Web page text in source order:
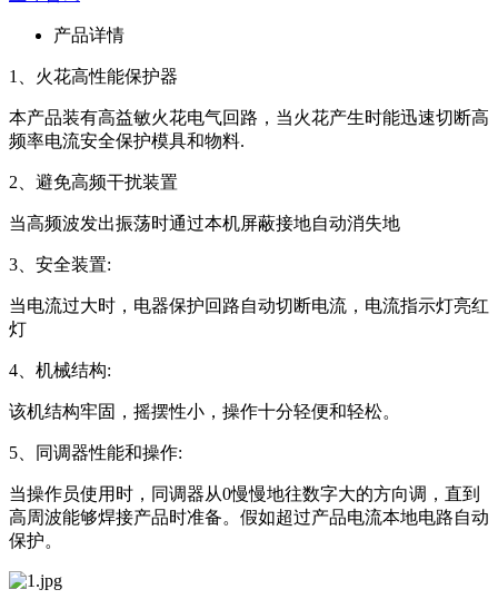
产品详情
1、火花高性能保护器
本产品装有高益敏火花电气回路，当火花产生时能迅速切断高
频率电流安全保护模具和物料.
2、避免高频干扰装置
当高频波发出振荡时通过本机屏蔽接地自动消失地
3、安全装置:
当电流过大时，电器保护回路自动切断电流，电流指示灯亮红
灯
4、机械结构:
该机结构牢固，摇摆性小，操作十分轻便和轻松。
5、同调器性能和操作:
当操作员使用时，同调器从0慢慢地往数字大的方向调，直到
高周波能够焊接产品时准备。假如超过产品电流本地电路自动
保护。